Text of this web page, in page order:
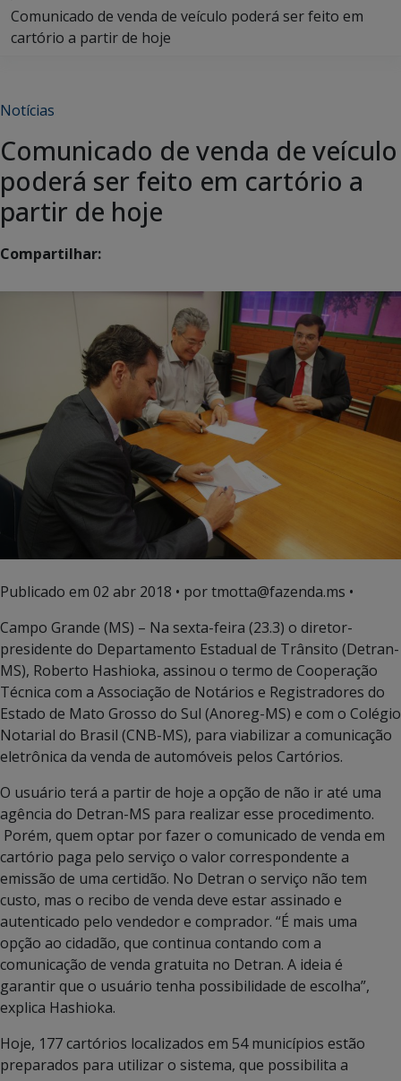
Comunicado de venda de veículo poderá ser feito em
cartório a partir de hoje
Notícias
Comunicado de venda de veículo
poderá ser feito em cartório a
partir de hoje
Compartilhar:
Publicado em 02 abr 2018 • por tmotta@fazenda.ms •
Campo Grande (MS) – Na sexta-feira (23.3) o diretor-
presidente do Departamento Estadual de Trânsito (Detran-
MS), Roberto Hashioka, assinou o termo de Cooperação
Técnica com a Associação de Notários e Registradores do
Estado de Mato Grosso do Sul (Anoreg-MS) e com o Colégio
Notarial do Brasil (CNB-MS), para viabilizar a comunicação
eletrônica da venda de automóveis pelos Cartórios.
O usuário terá a partir de hoje a opção de não ir até uma
agência do Detran-MS para realizar esse procedimento.
Porém, quem optar por fazer o comunicado de venda em
cartório paga pelo serviço o valor correspondente a
emissão de uma certidão. No Detran o serviço não tem
custo, mas o recibo de venda deve estar assinado e
autenticado pelo vendedor e comprador. “É mais uma
opção ao cidadão, que continua contando com a
comunicação de venda gratuita no Detran. A ideia é
garantir que o usuário tenha possibilidade de escolha”,
explica Hashioka.
Hoje, 177 cartórios localizados em 54 municípios estão
preparados para utilizar o sistema, que possibilita a